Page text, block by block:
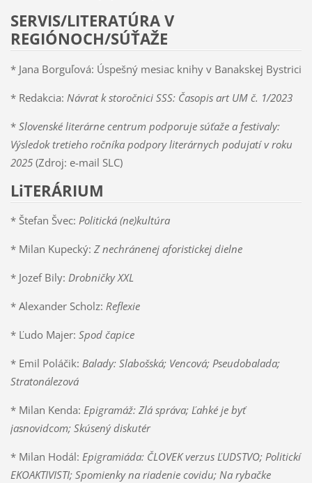
SERVIS/LITERATÚRA V
REGIÓNOCH/SÚŤAŽE
* Jana Borguľová: Úspešný mesiac knihy v Banakskej Bystrici
* Redakcia: Návrat k storočnici SSS: Časopis art UM č. 1/2023
* Slovenské literárne centrum podporuje súťaže a festivaly:
Výsledok tretieho ročníka podpory literárnych podujatí v roku
2025 (Zdroj: e-mail SLC)
LiTERÁRIUM
* Štefan Švec: Politická (ne)kultúra
* Milan Kupecký: Z nechránenej aforistickej dielne
* Jozef Bily: Drobničky XXL
* Alexander Scholz: Reflexie
* Ľudo Majer: Spod čapice
* Emil Poláčik: Balady: Slabošská; Vencová; Pseudobalada;
Stratonálezová
* Milan Kenda: Epigramáž: Zlá správa; Ľahké je byť
jasnovidcom; Skúsený diskutér
* Milan Hodál: Epigramiáda: ČLOVEK verzus ĽUDSTVO; Politickí
EKOAKTIVISTI; Spomienky na riadenie covidu; Na rybačke